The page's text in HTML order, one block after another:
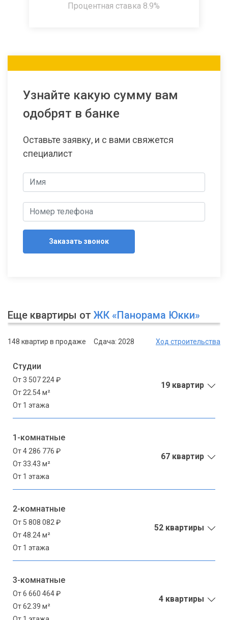
Процентная ставка 8.9%
Узнайте какую сумму вам
одобрят в банке
Оставьте заявку, и с вами свяжется
специалист
Заказать звонок
Еще квартиры от ЖК «Панорама Юкки»
148 квартир в продаже Сдача: 2028 Ход строительства
Студии
От 3 507 224 ₽
От 22.54 м²
От 1 этажа
19 квартир
1-комнатные
От 4 286 776 ₽
От 33.43 м²
От 1 этажа
67 квартир
2-комнатные
От 5 808 082 ₽
От 48.24 м²
От 1 этажа
52 квартиры
3-комнатные
От 6 660 464 ₽
От 62.39 м²
4 квартиры